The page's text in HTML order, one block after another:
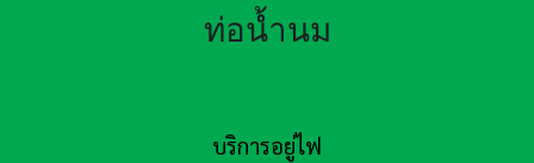
ท่อน้ำนม
บริการอยู่ไฟ